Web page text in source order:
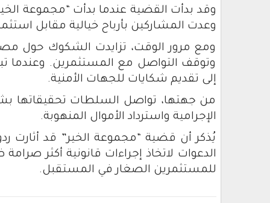
وقد بدأت القضية عندما بدأت “مجموعة
وعدت المشاركين بأرباح خيالية مقابل
ومع مرور الوقت، تزايدت الشكوك حول
وتوقف التواصل مع المستثمرين. وعندما
إلى تقديم شكايات للجهات الأمنية.
من جهتها، تواصل السلطات
الإجرامية واسترداد الأموال المنهوبة.
يُذكر أن قضية “مجموعة الخير” قد أثارت
الدعوات لاتخاذ إجراءات قانونية أكثر
للمستثمرين الصغار في المستقبل.